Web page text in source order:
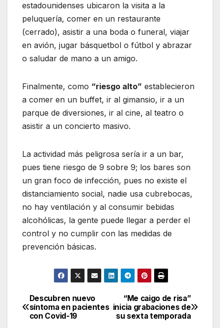
estadounidenses ubicaron la visita a la
peluquería, comer en un restaurante
(cerrado), asistir a una boda o funeral, viajar
en avión, jugar básquetbol o fútbol y abrazar
o saludar de mano a un amigo.
Finalmente, como “riesgo alto” establecieron
a comer en un buffet, ir al gimansio, ir a un
parque de diversiones, ir al cine, al teatro o
asistir a un concierto masivo.
La actividad más peligrosa sería ir a un bar,
pues tiene riesgo de 9 sobre 9; los bares son
un gran foco de infección, pues no existe el
distanciamiento social, nadie usa cubrebocas,
no hay ventilación y al consumir bebidas
alcohólicas, la gente puede llegar a perder el
control y no cumplir con las medidas de
prevención básicas.
Navegación
de
“Me caigo de risa”
inicia grabaciones de
su sexta temporada
Descubren nuevo
síntoma en pacientes
con Covid-19